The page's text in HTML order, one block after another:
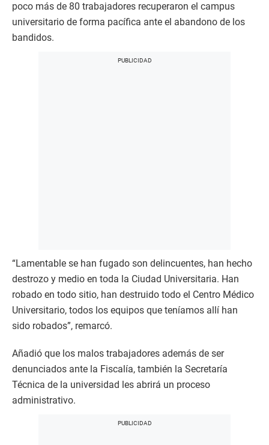
poco más de 80 trabajadores recuperaron el campus
universitario de forma pacífica ante el abandono de los
bandidos.
“Lamentable se han fugado son delincuentes, han hecho
destrozo y medio en toda la Ciudad Universitaria. Han
robado en todo sitio, han destruido todo el Centro Médico
Universitario, todos los equipos que teníamos allí han
sido robados”, remarcó.
Añadió que los malos trabajadores además de ser
denunciados ante la Fiscalía, también la Secretaría
Técnica de la universidad les abrirá un proceso
administrativo.